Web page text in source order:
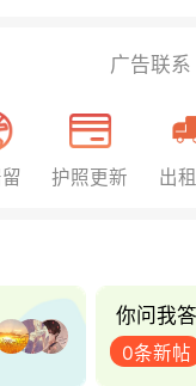
广告联
护照更新 出
你问我答
0条新帖